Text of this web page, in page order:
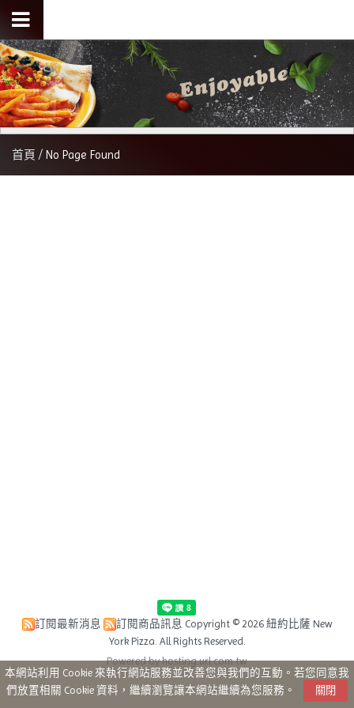
首頁 No Page Found
訂閱最新消息 訂閱商品訊息 Copyright © 2026 紐約比薩 New
York Pizza. All Rights Reserved.
Powered by hosting.url.com.tw
本網站利用 Cookie 來執行網站服務並改善您與我們的互動。若您同意我
們放置相關 Cookie 資料，繼續瀏覽讓本網站繼續為您服務。